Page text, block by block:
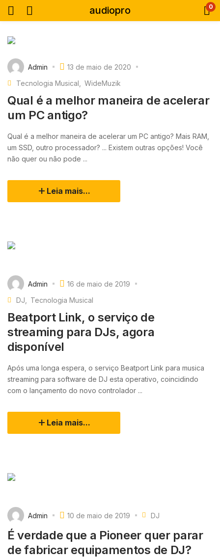
audiopro 0
Admin
13 de maio de 2020
Tecnologia Musical
WideMuzik
Qual é a melhor maneira de acelerar
um PC antigo?
Qual é a melhor maneira de acelerar um PC antigo? Mais RAM,
um SSD, outro processador? ... Existem outras opções! Você
não quer ou não pode ...
Leia mais...
Admin
16 de maio de 2019
DJ
Tecnologia Musical
Beatport Link, o serviço de
streaming para DJs, agora
disponível
Após uma longa espera, o serviço Beatport Link para musica
streaming para software de DJ esta operativo, coincidindo
com o lançamento do novo controlador ...
Leia mais...
Admin 10 de maio de 2019 DJ
É verdade que a Pioneer quer parar
de fabricar equipamentos de DJ?